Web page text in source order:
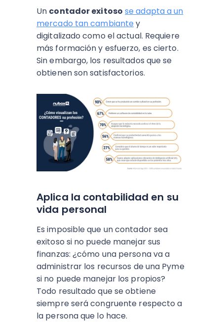
Un contador exitoso se adapta a un
mercado tan cambiante y
digitalizado como el actual. Requiere
más formación y esfuerzo, es cierto.
Sin embargo, los resultados que se
obtienen son satisfactorios.
Aplica la contabilidad en su
vida personal
Es imposible que un contador sea
exitoso si no puede manejar sus
finanzas: ¿cómo una persona va a
administrar los recursos de una Pyme
si no puede manejar los propios?
Todo resultado que se obtiene
siempre será congruente respecto a
la persona que lo hace.